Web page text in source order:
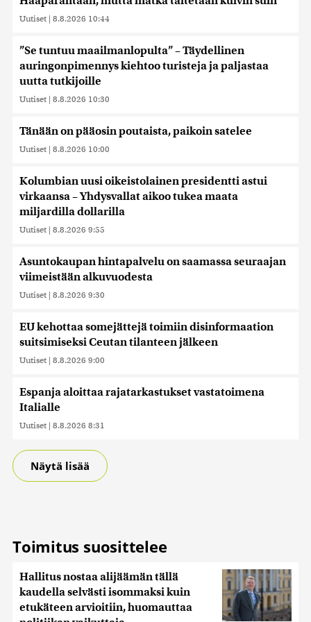
Uutiset | 8.8.2026 10:44
”Se tuntuu maailmanlopulta” – Täydellinen
auringonpimennys kiehtoo turisteja ja paljastaa
uutta tutkijoille
Uutiset | 8.8.2026 10:30
Tänään on pääosin poutaista, paikoin satelee
Uutiset | 8.8.2026 10:00
Kolumbian uusi oikeistolainen presidentti astui
virkaansa – Yhdysvallat aikoo tukea maata
miljardilla dollarilla
Uutiset | 8.8.2026 9:55
Asuntokaupan hintapalvelu on saamassa seuraajan
viimeistään alkuvuodesta
Uutiset | 8.8.2026 9:30
EU kehottaa somejättejä toimiin disinformaation
suitsimiseksi Ceutan tilanteen jälkeen
Uutiset | 8.8.2026 9:00
Espanja aloittaa rajatarkastukset vastatoimena
Italialle
Uutiset | 8.8.2026 8:31
Näytä lisää
Toimitus suosittelee
Hallitus nostaa alijäämän tällä
kaudella selvästi isommaksi kuin
etukäteen arvioitiin, huomauttaa